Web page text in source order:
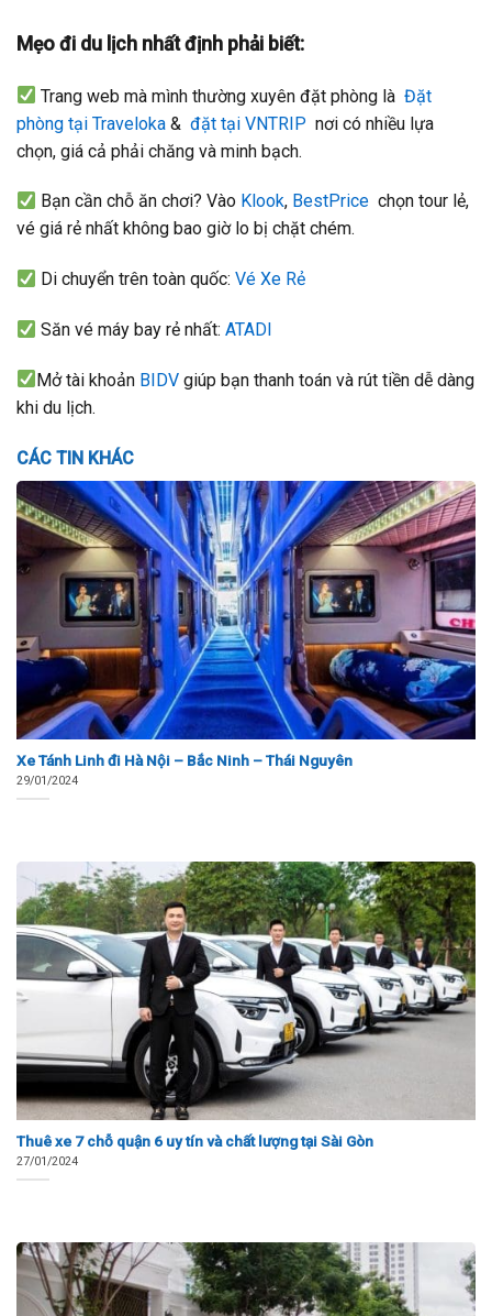
Mẹo đi du lịch nhất định phải biết:
Trang web mà mình thường xuyên đặt phòng làĐặt
phòng tại Traveloka & đặt tại VNTRIP nơi có nhiều lựa
chọn, giá cả phải chăng và minh bạch.
Bạn cần chỗ ăn chơi? Vào Klook, BestPrice chọn tour lẻ,
vé giá rẻ nhất không bao giờ lo bị chặt chém.
Di chuyển trên toàn quốc:Vé Xe Rẻ
Săn vé máy bay rẻ nhất:ATADI
Mở tài khoản BIDV giúp bạn thanh toán và rút tiền dễ dàng
khi du lịch.
CÁC TIN KHÁC
Xe Tánh Linh đi Hà Nội – Bắc Ninh – Thái Nguyên
29/01/2024
Thuê xe 7 chỗ quận 6 uy tín và chất lượng tại Sài Gòn
27/01/2024